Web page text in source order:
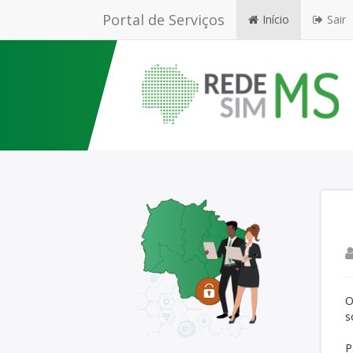
Portal de Serviços Início Sair